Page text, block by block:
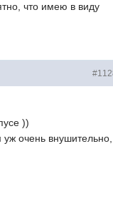
что имею в виду
))
очень внушительно,